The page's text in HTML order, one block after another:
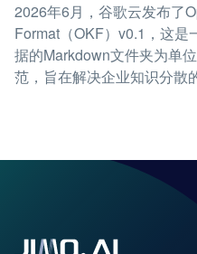
2026年6月，谷歌云发布了
Format（OKF）v0.1，这是
据的Markdown文件夹为单
范，旨在解决企业知识分散